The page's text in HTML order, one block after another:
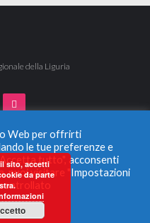
della Liguria
Vietata la duplicazione
La società ha
soggetti all’obbligo di
degli aiuti di Stato di cui
Web per offrirti
le tue preferenze e
tutto", acconsenti
puoi visitare "Impostazioni
tutto
sito, accetti
da parte